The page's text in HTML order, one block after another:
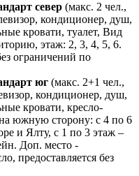
север (макс. 2 чел.,
кондиционер, душ,
кровати, туалет, Вид
этаж: 2, 3, 4, 5, 6.
ограничений по
юг (макс. 2+1 чел.,
кондиционер, душ,
кровати, кресло-
южную сторону: с 4 по 6
и Ялту, с 1 по 3 этаж –
Доп. место -
предоставляется без